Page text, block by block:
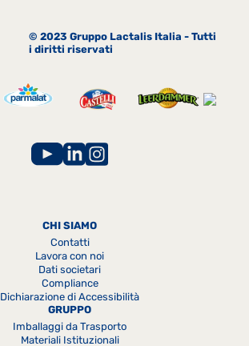
© 2023 Gruppo Lactalis Italia - Tutti
i diritti riservati
CHI SIAMO
Contatti
Lavora con noi
Dati societari
Compliance
Dichiarazione di Accessibilità
GRUPPO
Imballaggi da Trasporto
Materiali Istituzionali